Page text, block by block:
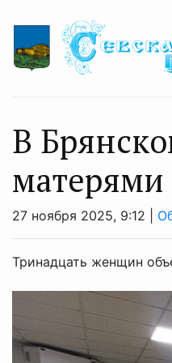
В
матерями
27 ноября 2025, 9:12 |
Тринадцать женщин